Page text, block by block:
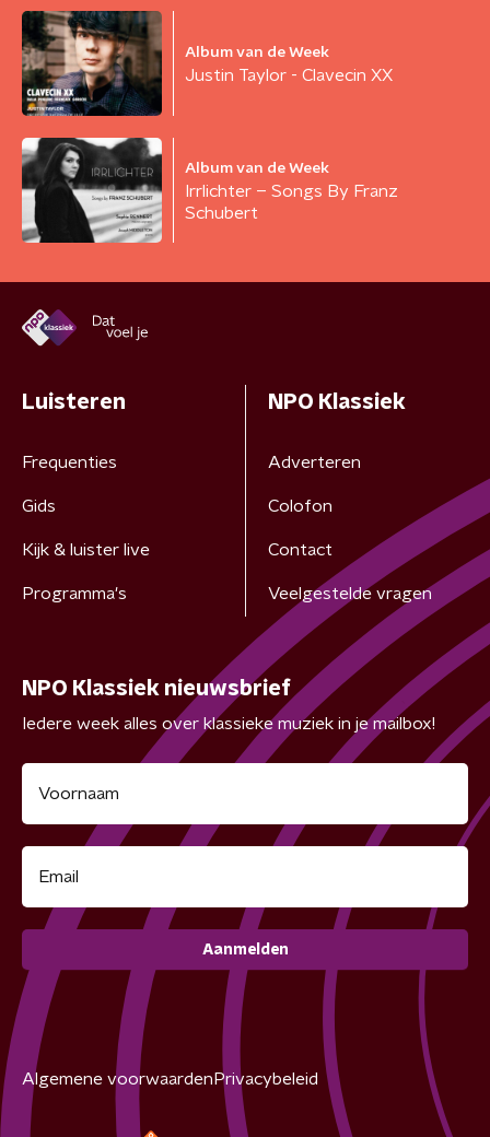
Album van de Week
Justin Taylor - Clavecin XX
Album van de Week
Irrlichter – Songs By Franz
Schubert
Luisteren
Frequenties
Gids
Kijk & luister live
Programma's
NPO Klassiek
Adverteren
Colofon
Contact
Veelgestelde vragen
NPO Klassiek nieuwsbrief
Iedere week alles over klassieke muziek in je mailbox!
Aanmelden
Algemene voorwaarden Privacybeleid